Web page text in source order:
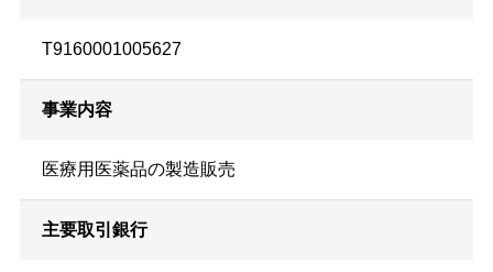
T9160001005627
事業内容
医療用医薬品の製造販売
主要取引銀行